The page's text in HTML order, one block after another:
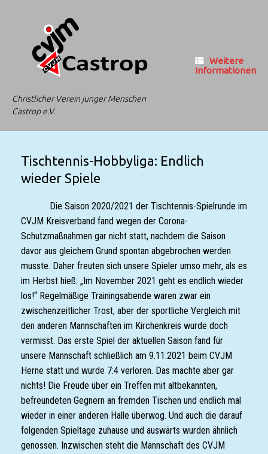
Christlicher Verein junger Menschen
Castrop e.V.
Weitere
Informationen
Tischtennis-Hobbyliga: Endlich
wieder Spiele
Die Saison 2020/2021 der Tischtennis-Spielrunde im
CVJM Kreisverband fand wegen der Corona-
Schutzmaßnahmen gar nicht statt, nachdem die Saison
davor aus gleichem Grund spontan abgebrochen werden
musste. Daher freuten sich unsere Spieler umso mehr, als es
im Herbst hieß: „Im November 2021 geht es endlich wieder
los!“ Regelmäßige Trainingsabende waren zwar ein
zwischenzeitlicher Trost, aber der sportliche Vergleich mit
den anderen Mannschaften im Kirchenkreis wurde doch
vermisst. Das erste Spiel der aktuellen Saison fand für
unsere Mannschaft schließlich am 9.11.2021 beim CVJM
Herne statt und wurde 7:4 verloren. Das machte aber gar
nichts! Die Freude über ein Treffen mit altbekannten,
befreundeten Gegnern an fremden Tischen und endlich mal
wieder in einer anderen Halle überwog. Und auch die darauf
folgenden Spieltage zuhause und auswärts wurden ähnlich
genossen. Inzwischen steht die Mannschaft des CVJM